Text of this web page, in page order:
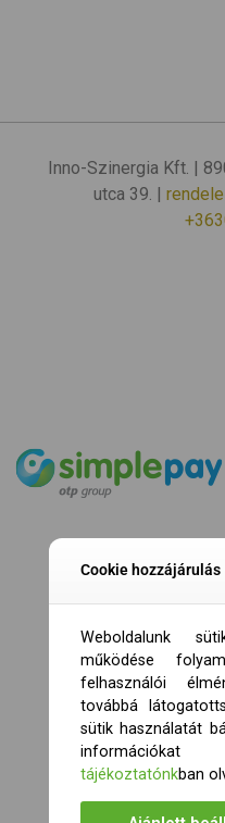
Inno-Szinergia Kft. |
utca 39. |
Cookie hozzájárulás
Weboldalunk
működése
felhasználói
továbbá
sütik használatát
tájékoztatónkban